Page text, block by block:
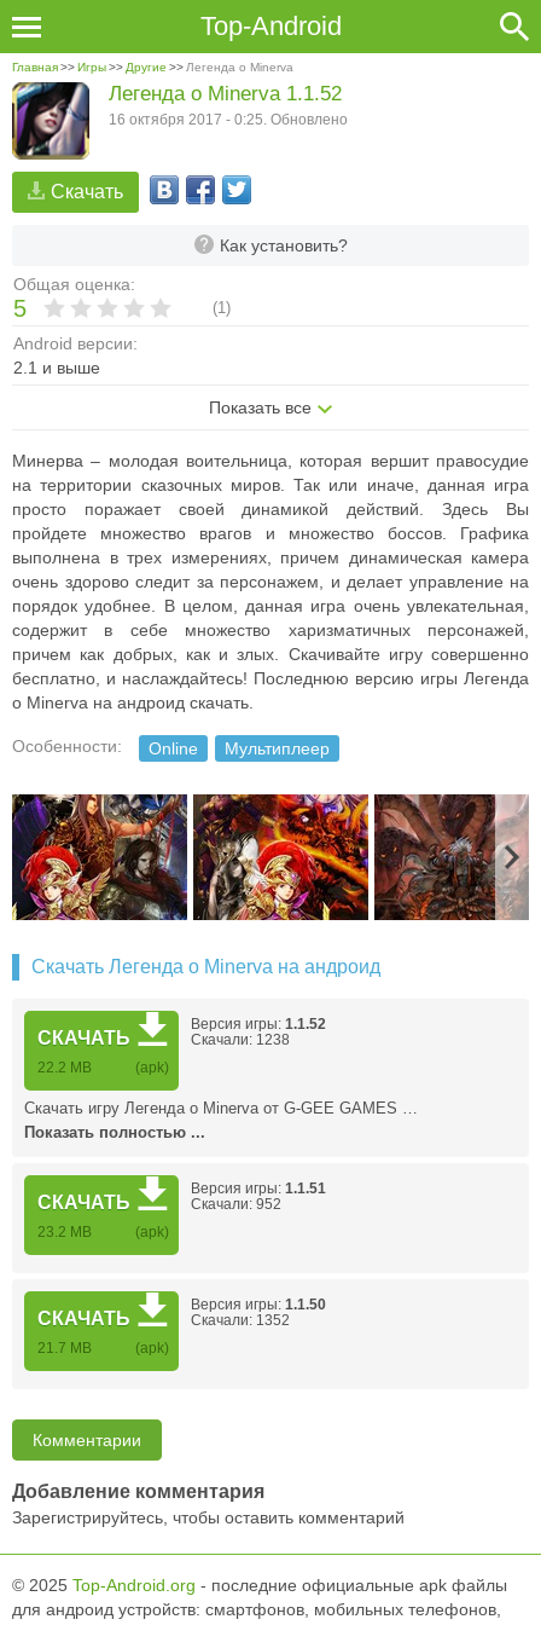
Top-Android
Главная>>Игры>> Другие >> Легенда о Minerva
Скачать
Как установить?
Общая оценка:
5 (1)
Android версии:
2.1 и выше
Показать все
Легенда о Minerva 1.1.52
16 октября 2017 - 0:25. Обновлено
Минерва – молодая воительница, которая вершит правосудие
на территории сказочных миров. Так или иначе, данная игра
просто поражает своей динамикой действий. Здесь Вы
пройдете множество врагов и множество боссов. Графика
выполнена в трех измерениях, причем динамическая камера
очень здорово следит за персонажем, и делает управление на
порядок удобнее. В целом, данная игра очень увлекательная,
содержит в себе множество харизматичных персонажей,
причем как добрых, как и злых. Скачивайте игру совершенно
бесплатно, и наслаждайтесь! Последнюю версию игры Легенда
о Minerva на андроид скачать.
Особенности: Online Мультиплеер
Скачать Легенда о Minerva на андроид
СКАЧАТЬ
22.2 MB (apk)
Версия игры: 1.1.52
Скачали: 1238
Скачать игру Легенда о Minerva от G-GEE GAMES …
Показать полностью ...
СКАЧАТЬ
23.2 MB (apk)
Версия игры: 1.1.51
Скачали: 952
СКАЧАТЬ
21.7 MB (apk)
Версия игры: 1.1.50
Скачали: 1352
Комментарии
Добавление комментария
Зарегистрируйтесь, чтобы оставить комментарий
© 2025 Top-Android.org - последние официальные apk файлы
для андроид устройств: смартфонов, мобильных телефонов,